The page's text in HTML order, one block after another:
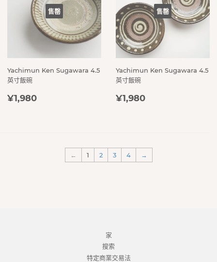
售罄
Yachimun Ken Sugawara 4.5
英寸飯碗
定
¥1,980
售罄
Yachimun Ken Sugawara 4.5
英寸飯碗
定
¥1,980
← 1 2 3 4 →
家
搜索
特定商業交易法